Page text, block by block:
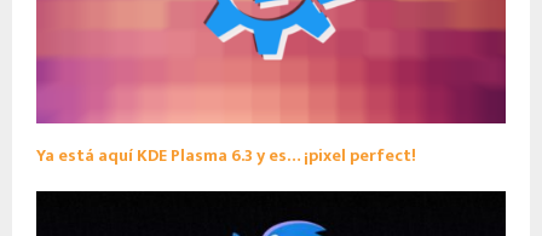
Ya está aquí KDE Plasma 6.3 y es… ¡pixel perfect!